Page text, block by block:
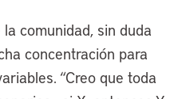
comunidad, sin duda
concentración para
“Creo que toda